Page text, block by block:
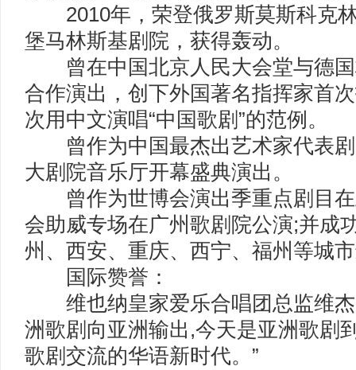
2010年，荣登俄罗斯莫斯科克林
堡马林斯基剧院，获得轰动。
曾在中国北京人民大会堂与德国
合作演出，创下外国著名指挥家首
次用中文演唱“中国歌剧”的范例。
曾作为中国最杰出艺术家代表剧
大剧院音乐厅开幕盛典演出。
曾作为世博会演出季重点剧目在
会助威专场在广州歌剧院公演;并成
州、西安、重庆、西宁、福州等城
国际赞誉：
维也纳皇家爱乐合唱团总监维杰
洲歌剧向亚洲输出,今天是亚洲歌剧
歌剧交流的华语新时代。”